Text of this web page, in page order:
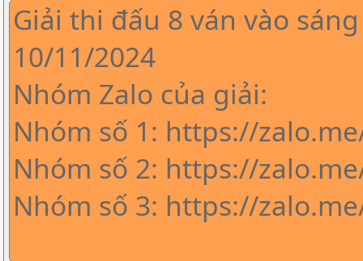
Giải thi đấu 8 ván vào
10/11/2024
Nhóm Zalo của giải:
Nhóm số 1: https://
Nhóm số 2: https://
Nhóm số 3: https://